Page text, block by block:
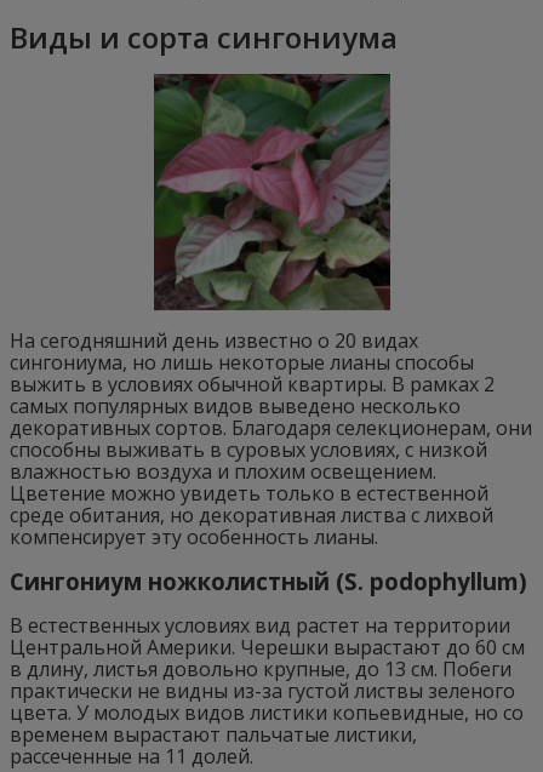
Виды и сорта сингониума
На сегодняшний день известно о 20 видах
сингониума, но лишь некоторые лианы способы
выжить в условиях обычной квартиры. В рамках 2
самых популярных видов выведено несколько
декоративных сортов. Благодаря селекционерам, они
способны выживать в суровых условиях, с низкой
влажностью воздуха и плохим освещением.
Цветение можно увидеть только в естественной
среде обитания, но декоративная листва с лихвой
компенсирует эту особенность лианы.
Сингониум ножколистный (S. podophyllum)
В естественных условиях вид растет на территории
Центральной Америки. Черешки вырастают до 60 см
в длину, листья довольно крупные, до 13 см. Побеги
практически не видны из-за густой листвы зеленого
цвета. У молодых видов листики копьевидные, но со
временем вырастают пальчатые листики,
рассеченные на 11 долей.